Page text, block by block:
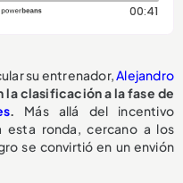
0 segundos 00:41
su entrenador,Alejandro
la clasificación a la fase de
. Más allá del incentivo
esta ronda, cercano a los
se convirtió en un envión